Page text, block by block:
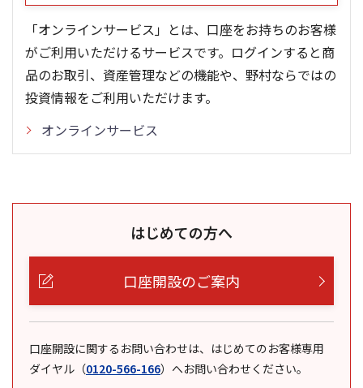
「オンラインサービス」とは、口座をお持ちのお客様
がご利用いただけるサービスです。ログインすると商
品のお取引、資産管理などの機能や、野村ならではの
投資情報をご利用いただけます。
オンラインサービス
はじめての方へ
口座開設のご案内
口座開設に関するお問い合わせは、はじめてのお客様専用
ダイヤル （0120-566-166） へお問い合わせください。